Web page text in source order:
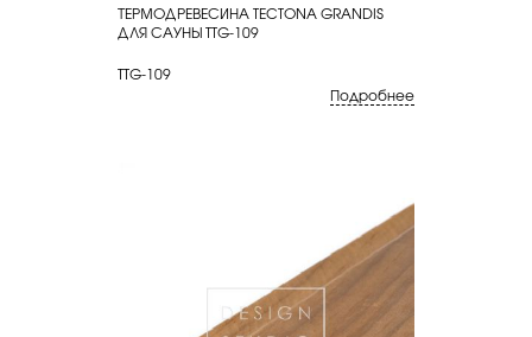
КУПИТЬ
ТЕРМОДРЕВЕСИНА TECTONA GRANDIS
ДЛЯ САУНЫ TTG-109
TTG-109
Подробнее